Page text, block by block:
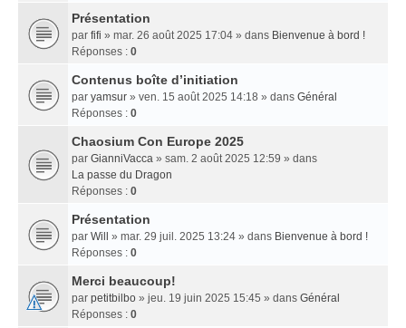
Présentation
par fifi » mar. 26 août 2025 17:04 » dans Bienvenue à bord !
Réponses : 0
Contenus boîte d’initiation
par yamsur » ven. 15 août 2025 14:18 » dans Général
Réponses : 0
Chaosium Con Europe 2025
par GianniVacca » sam. 2 août 2025 12:59 » dans
La passe du Dragon
Réponses : 0
Présentation
par Will » mar. 29 juil. 2025 13:24 » dans Bienvenue à bord !
Réponses : 0
Merci beaucoup!
par petitbilbo » jeu. 19 juin 2025 15:45 » dans Général
Réponses : 0